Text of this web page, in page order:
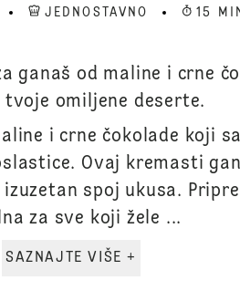
JEDNOSTAVNO 15
ganaš od maline i crne
omiljene deserte.
i crne čokolade koji
Ovaj kremasti
spoj ukusa.
za sve koji žele ...
SAZNAJTE VIŠE +